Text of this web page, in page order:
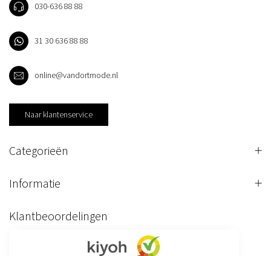
030-636 88 88
31 30 636 88 88
online@vandortmode.nl
Naar klantenservice
Categorieën
Informatie
Klantbeoordelingen